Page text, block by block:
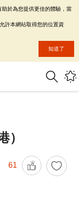
）
61
於為您提供更佳的體驗，當
許本網站取得您的位置資
知道了